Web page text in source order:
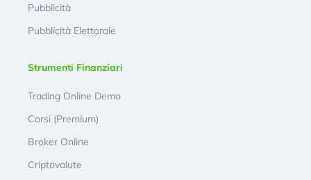
Pubblicità
Pubblicità Elettorale
Strumenti Finanziari
Trading Online Demo
Corsi (Premium)
Broker Online
Criptovalute